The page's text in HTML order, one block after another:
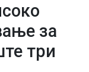
за
три